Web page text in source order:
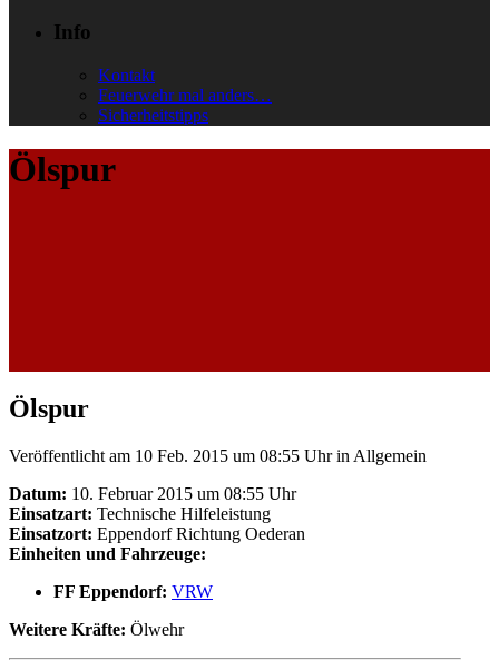
Info
Kontakt
Feuerwehr mal anders…
Sicherheitstipps
Ölspur
Ölspur
Veröffentlicht am 10 Feb. 2015 um 08:55 Uhrin Allgemein
Datum: 10. Februar 2015 um 08:55 Uhr
Einsatzart: Technische Hilfeleistung
Einsatzort: Eppendorf Richtung Oederan
Einheiten und Fahrzeuge:
FF Eppendorf: VRW
Weitere Kräfte: Ölwehr